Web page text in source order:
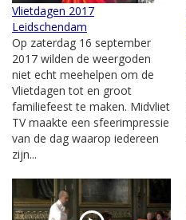
Vlietdagen 2017
Leidschendam
Op zaterdag 16 september
2017 wilden de weergoden
niet echt meehelpen om de
Vlietdagen tot en groot
familiefeest te maken. Midvliet
TV maakte een sfeerimpressie
van de dag waarop iedereen
zijn...